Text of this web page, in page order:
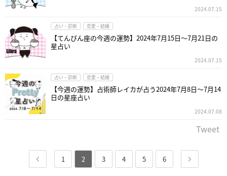
2024.07.15
占い・診断 恋愛・結婚
【てんびん座の今週の運勢】2024年7月15日～7月21日の
星占い
2024.07.15
占い・診断 恋愛・結婚
【今週の運勢】占術師レイカが占う2024年7月8日～7月14
日の星座占い
2024.07.08
Tweet
1 2 3 4 5 6